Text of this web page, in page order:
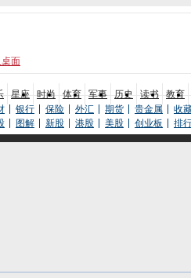
面
星座 时尚 体育 军事 历史 读书 教育
银行 保险 外汇 期货 贵金属 收
图解 新股 港股 美股 创业板 排